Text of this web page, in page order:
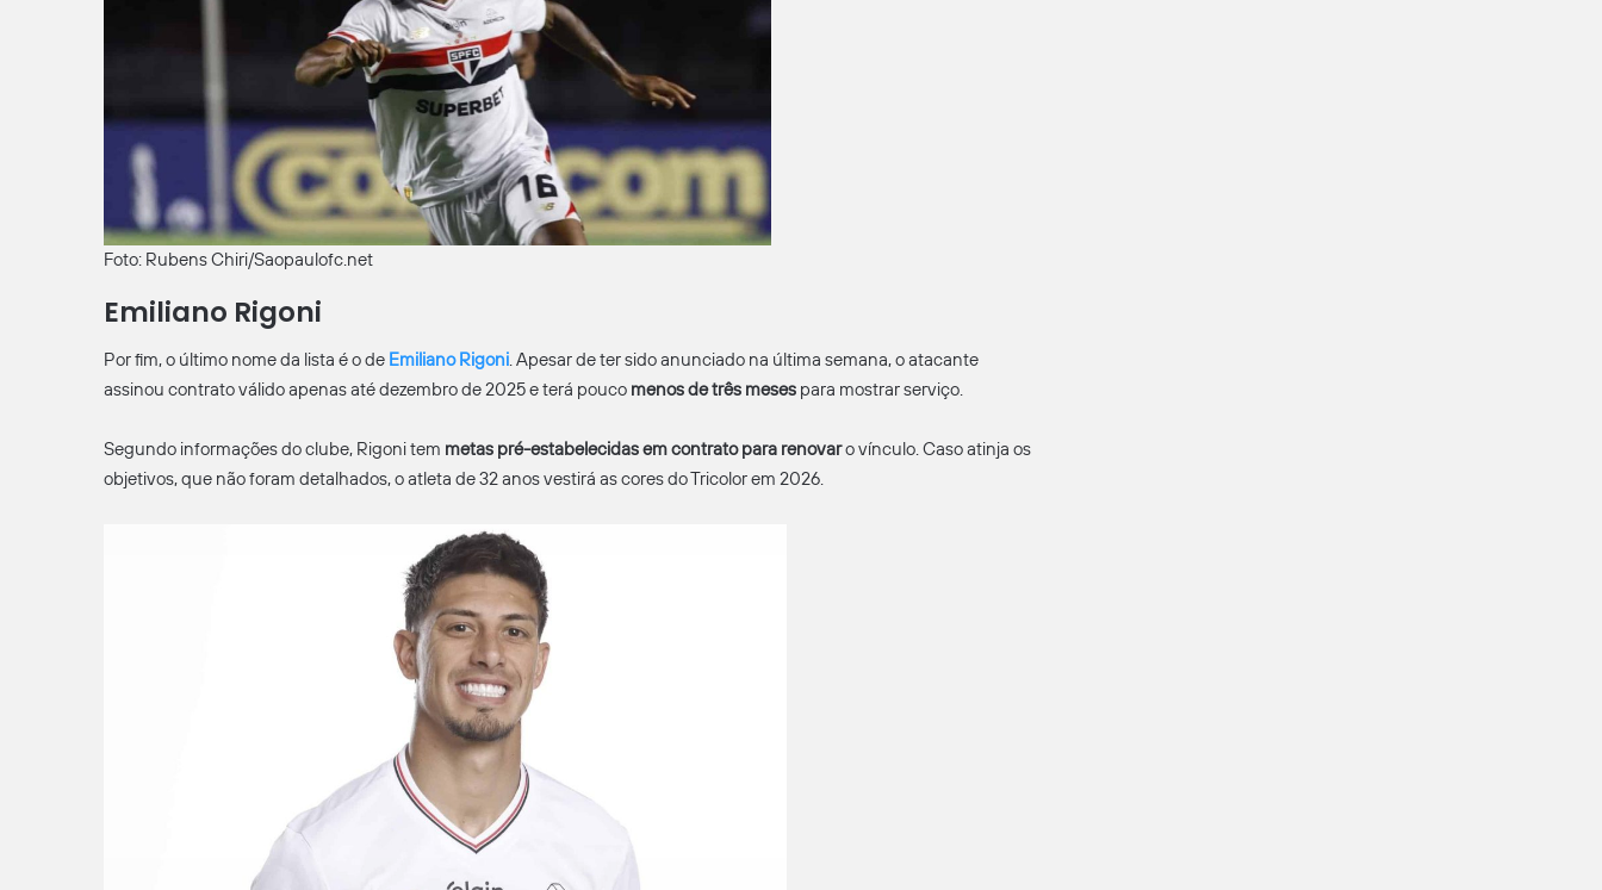
Foto: Rubens Chiri/Saopaulofc.net
Emiliano Rigoni
Por fim, o último nome da lista é o de Emiliano Rigoni. Apesar de ter sido anunciado na última semana, o atacante
assinou contrato válido apenas até dezembro de 2025 e terá pouco menos de três meses para mostrar serviço.
Segundo informações do clube, Rigoni tem metas pré-estabelecidas em contrato para renovaro vínculo. Caso atinja os
objetivos, que não foram detalhados, o atleta de 32 anos vestirá as cores do Tricolor em 2026.